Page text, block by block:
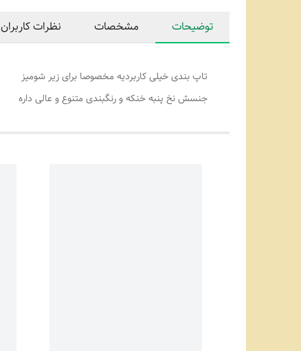
توضیحات مشخصات نظرات کاربران
تاپ بندی خیلی کاربردیه مخصوصا برای زیر شومیز
جنسش نخ پنبه خنکه و رنگبندی متنوع و عالی داره